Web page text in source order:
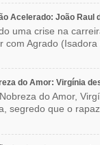
Acelerado: João Raul
uma crise na
com Agrado
do Amor: Virgínia
do Amor,
segredo que o